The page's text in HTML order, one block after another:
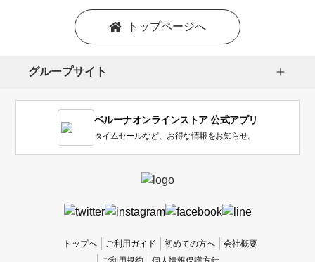
トップページへ
グループサイト
ベルーナオンラインストア 公式アプリ
タイムセールなど、お得な情報をお知らせ。
トップへ ご利用ガイド 初めての方へ
会社概要